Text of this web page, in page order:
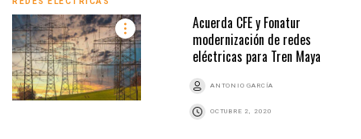
Acuerda CFE y Fonatur
modernización de redes
eléctricas para Tren Maya
ANTONIO GARCÍA
OCTUBRE 2, 2020